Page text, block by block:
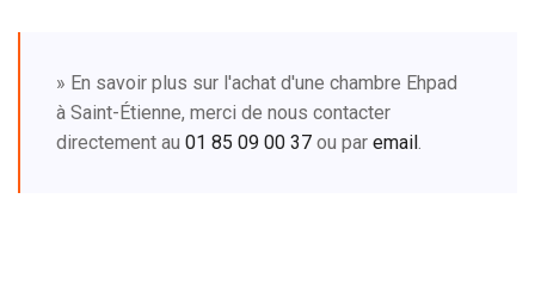
» En savoir plus sur l'achat d'une chambre Ehpad
à Saint-Étienne, merci de nous contacter
directement au 01 85 09 00 37 ou par email.